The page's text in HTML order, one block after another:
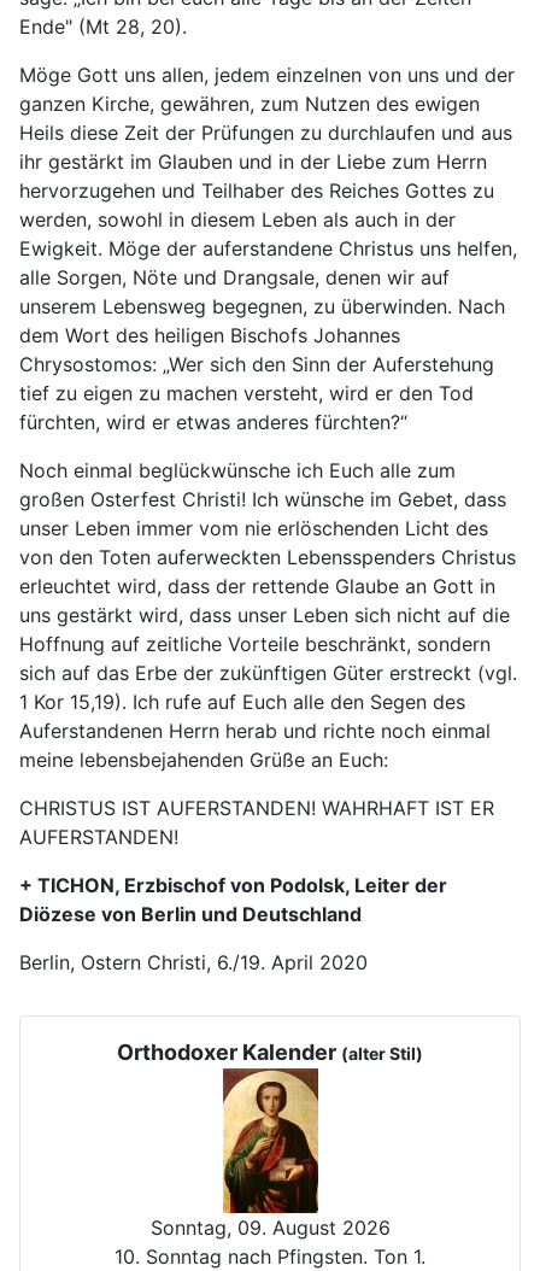
Ende" (Mt 28, 20).
Möge Gott uns allen, jedem einzelnen von uns und der
ganzen Kirche, gewähren, zum Nutzen des ewigen
Heils diese Zeit der Prüfungen zu durchlaufen und aus
ihr gestärkt im Glauben und in der Liebe zum Herrn
hervorzugehen und Teilhaber des Reiches Gottes zu
werden, sowohl in diesem Leben als auch in der
Ewigkeit. Möge der auferstandene Christus uns helfen,
alle Sorgen, Nöte und Drangsale, denen wir auf
unserem Lebensweg begegnen, zu überwinden. Nach
dem Wort des heiligen Bischofs Johannes
Chrysostomos: „Wer sich den Sinn der Auferstehung
tief zu eigen zu machen versteht, wird er den Tod
fürchten, wird er etwas anderes fürchten?“
Noch einmal beglückwünsche ich Euch alle zum
großen Osterfest Christi! Ich wünsche im Gebet, dass
unser Leben immer vom nie erlöschenden Licht des
von den Toten auferweckten Lebensspenders Christus
erleuchtet wird, dass der rettende Glaube an Gott in
uns gestärkt wird, dass unser Leben sich nicht auf die
Hoffnung auf zeitliche Vorteile beschränkt, sondern
sich auf das Erbe der zukünftigen Güter erstreckt (vgl.
1 Kor 15,19). Ich rufe auf Euch alle den Segen des
Auferstandenen Herrn herab und richte noch einmal
meine lebensbejahenden Grüße an Euch:
CHRISTUS IST AUFERSTANDEN! WAHRHAFT IST ER
AUFERSTANDEN!
+ TICHON, Erzbischof von Podolsk, Leiter der
Diözese von Berlin und Deutschland
Berlin, Ostern Christi, 6./19. April 2020
Orthodoxer Kalender (alter Stil)
Sonntag, 09. August 2026
10. Sonntag nach Pfingsten. Ton 1.